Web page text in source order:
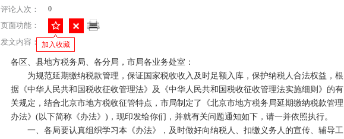
评论人次： 0
页面功能：
加入收藏
发文内容：
各区、县地方税务局、各分局，市局各业务处室：
为规范延期缴纳税款管理，保证国家税收收入及时足额入库，保护纳税人合法权益，根
据《中华人民共和国税收征收管理法》及《中华人民共和国税收征收管理法实施细则》的有
关规定，结合北京市地方税收征管特点，市局制定了《北京市地方税务局延期缴纳税款管理
办法》(以下简称《办法》)，现印发给你们，并就有关问题通知如下，请一并依照执行。
一、各局要认真组织学习本《办法》，及时做好向纳税人、扣缴义务人的宣传、辅导工